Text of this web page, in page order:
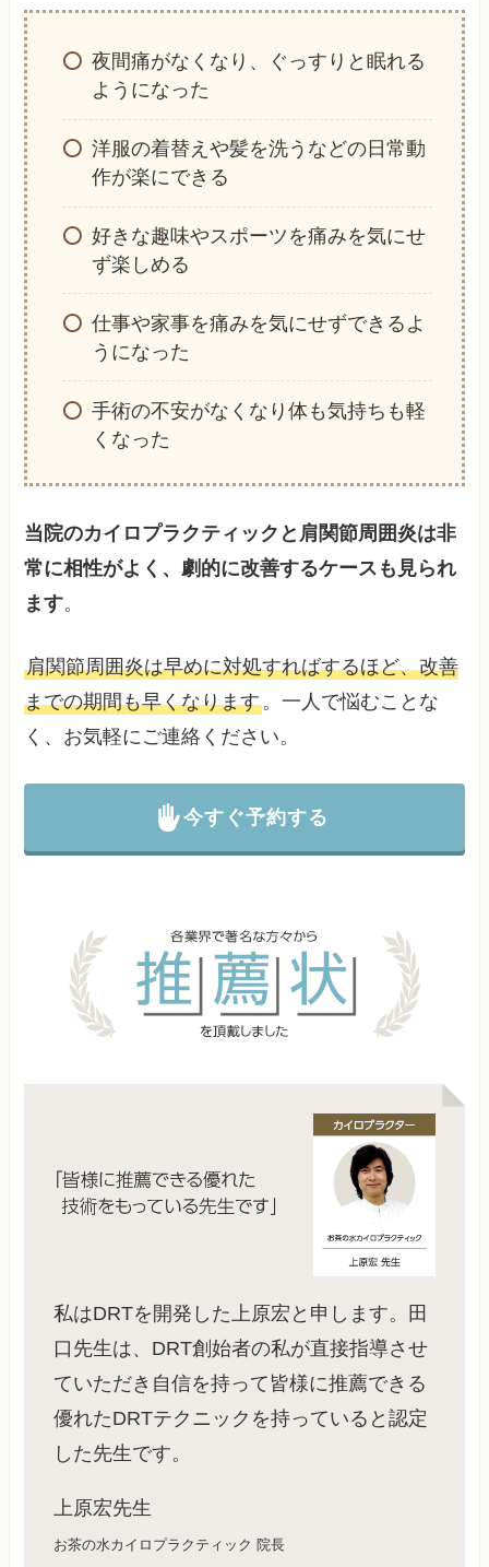
夜間痛がなくなり、ぐっすりと眠れる
ようになった
洋服の着替えや髪を洗うなどの日常動
作が楽にできる
好きな趣味やスポーツを痛みを気にせ
ず楽しめる
仕事や家事を痛みを気にせずできるよ
うになった
手術の不安がなくなり体も気持ちも軽
くなった
当院のカイロプラクティックと肩関節周囲炎は非
常に相性がよく、劇的に改善するケースも見られ
ます。
肩関節周囲炎は早めに対処すればするほど、改善
までの期間も早くなります。一人で悩むことな
く、お気軽にご連絡ください。
今すぐ予約する
私はDRTを開発した上原宏と申します。田
口先生は、DRT創始者の私が直接指導させ
ていただき自信を持って皆様に推薦できる
優れたDRTテクニックを持っていると認定
した先生です。
上原宏先生
お茶の水カイロプラクティック 院長